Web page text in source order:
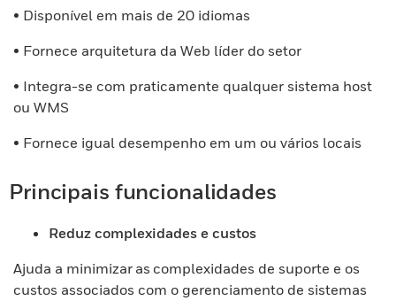
• Disponível em mais de 20 idiomas
• Fornece arquitetura da Web líder do setor
• Integra-se com praticamente qualquer sistema host
ou WMS
• Fornece igual desempenho em um ou vários locais
Principais funcionalidades
Reduz complexidades e custos
Ajuda a minimizar as complexidades de suporte e os
custos associados com o gerenciamento de sistemas